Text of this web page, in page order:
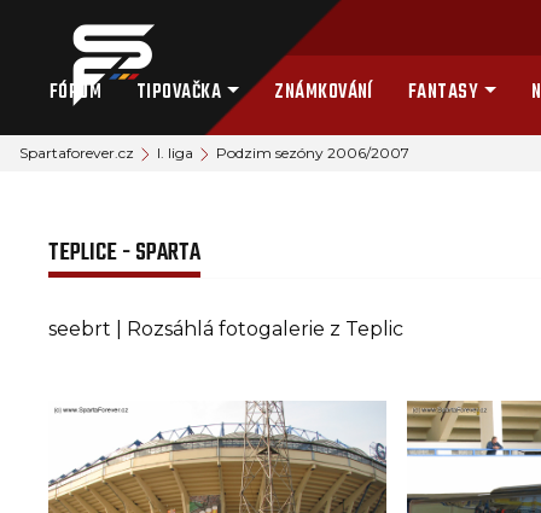
FÓRUM TIPOVAČKA ZNÁMKOVÁNÍ FANTASY
Spartaforever.cz I. liga Podzim sezóny 2006/2007
TEPLICE - SPARTA
seebrt | Rozsáhlá fotogalerie z Teplic